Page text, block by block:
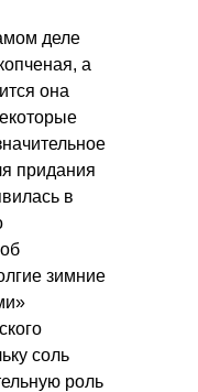
деле
а
она
придания
в
зимние
соль
роль